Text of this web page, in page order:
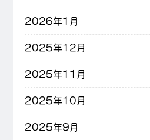
2026年1月
2025年12月
2025年11月
2025年10月
2025年9月